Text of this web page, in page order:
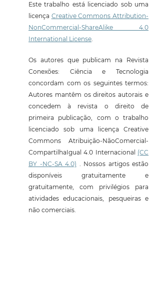
Este trabalho está licenciado sob uma
licença Creative Commons Attribution-
NonCommercial-ShareAlike 4.0
International License.
Os autores que publicam na Revista
Conexões: Ciência e Tecnologia
concordam com os seguintes termos:
Autores mantêm os direitos autorais e
concedem à revista o direito de
primeira publicação, com o trabalho
licenciado sob uma licença Creative
Commons Atribuição-NãoComercial-
CompartilhaIgual 4.0 Internacional (CC
BY -NC-SA 4.0) . Nossos artigos estão
disponíveis gratuitamente e
gratuitamente, com privilégios para
atividades educacionais, pesqueiras e
não comerciais.